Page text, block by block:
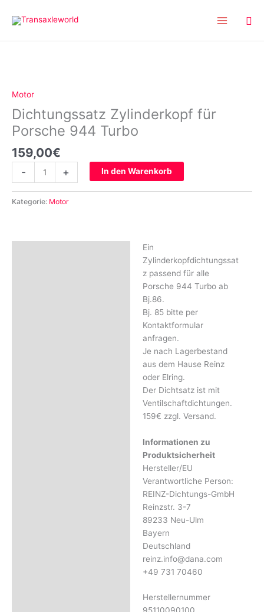
Inhalt
Motor
Dichtungssatz Zylinderkopf für
Porsche 944 Turbo
159,00€
-
Porsche
944
Turbo
Menge
+ In den Warenkorb
Kategorie: Motor
Ein
Zylinderkopfdichtungssat
z passend für alle
Porsche 944 Turbo ab
Bj.86.
Bj. 85 bitte per
Kontaktformular
anfragen.
Je nach Lagerbestand
aus dem Hause Reinz
oder Elring.
Der Dichtsatz ist mit
Ventilschaftdichtungen.
159€ zzgl. Versand.
Informationen zu
Produktsicherheit
Hersteller/EU
Verantwortliche Person:
REINZ-Dichtungs-GmbH
Reinzstr. 3-7
89233 Neu-Ulm
Bayern
Deutschland
reinz.info@dana.com
+49 731 70460
Herstellernummer